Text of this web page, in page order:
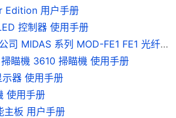
Edition 用户手册
控制器 使用手册
北京英迈达科技有限公司 MIDAS 系列 MOD-FE1 FE1 光纤调制解调器 说明书
瞄機 3610 掃瞄機 使用手册
器 使用手册
使用手册
板 用户手册